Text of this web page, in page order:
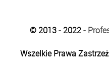
© 2013 - 2022 -
Wszelkie Prawa